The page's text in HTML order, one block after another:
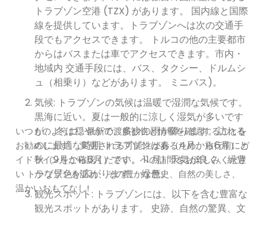
トラブゾン空港 (TZX) があります。 国内線と国際
線を提供しています。トラブゾンへは次の交通手
段でもアクセスできます。 トルコの他の主要都市
からはバスまたは車でアクセスできます。市内・
地域内 交通手段には、バス、タクシー、ドルムシ
ュ（相乗り）などがあります。 ミニバス)。
気候: トラブゾ​​ンの気候は温暖で湿潤な気候です。
黒海に近い。夏は一般的に涼しく湿気が多いです
が、 冬は穏やかで、多少の雨が降ります。訪れる
のに最適な時期 トラブゾンは春（4月から6月）と
秋（9月から6月）です。 11 月）天気が良く、緑豊
かな景色が広がります。 緑色。
観光スポット: トラブゾ​​ンには、以下を含む豊富な
観光スポットがあります。 史跡、自然の驚異、文
いつものように、最新の渡航勧告と情報を確認することを
お勧めします。 変更される可能性があるため、旅行前にガ
イドラインをご確認ください。への訪問をお楽しみくださ
い トラブゾンを訪れ、その豊かな歴史、自然の美しさ、
温かいおもてなし!